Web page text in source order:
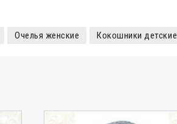
Очелья женские Кокошники детские